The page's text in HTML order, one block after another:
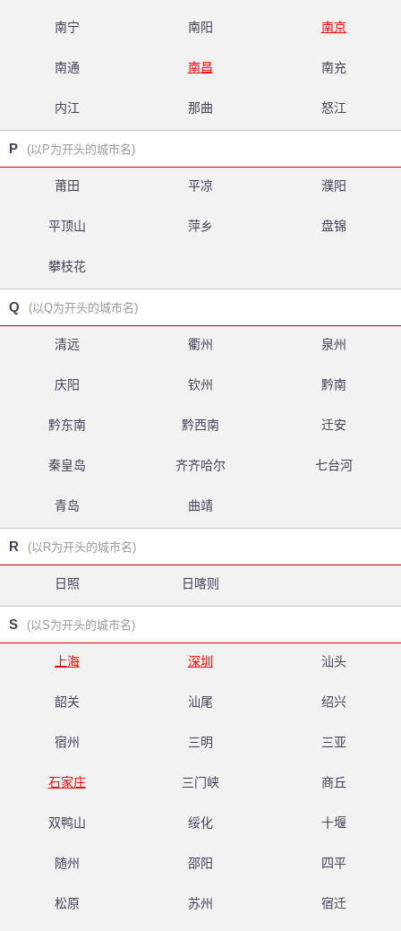
南宁 南阳 南京
南通 南昌 南充
内江 那曲 怒江
P (以P为开头的城市名)
莆田 平凉 濮阳
平顶山 萍乡 盘锦
攀枝花
Q (以Q为开头的城市名)
清远 衢州 泉州
庆阳 钦州 黔南
黔东南 黔西南 迁安
秦皇岛 齐齐哈尔 七台河
青岛 曲靖
R (以R为开头的城市名)
日照 日喀则
S (以S为开头的城市名)
上海 深圳 汕头
韶关 汕尾 绍兴
宿州 三明 三亚
石家庄 三门峡 商丘
双鸭山 绥化 十堰
随州 邵阳 四平
松原 苏州 宿迁